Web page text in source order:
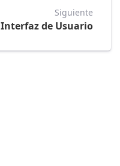
Siguiente
Interfaz de Usuario